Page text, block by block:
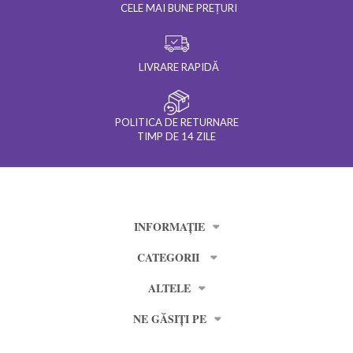
CELE MAI BUNE PREȚURI
LIVRARE RAPIDĂ
POLITICA DE RETURNARE
TIMP DE 14 ZILE
INFORMAȚIE
CATEGORII
ALTELE
NE GĂSIȚI PE